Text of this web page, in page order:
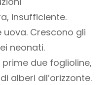
insufficiente.
Crescono gli
neonati.
due foglioline,
alberi all’orizzonte.